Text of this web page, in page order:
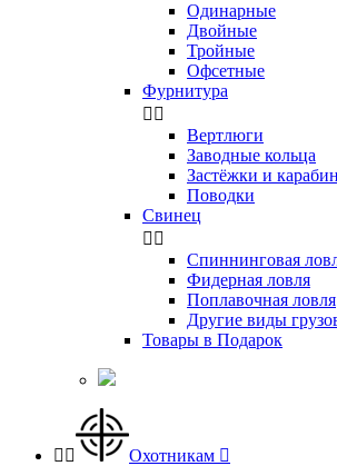
Одинарные
Двойные
Тройные
Офсетные
Фурнитура
 
Вертлюги
Заводные кольца
Застёжки и
Поводки
Свинец
 
Спиннинговая
Фидерная ловля
Поплавочная ловля
Другие виды
Товары в Подарок
  Охотникам 